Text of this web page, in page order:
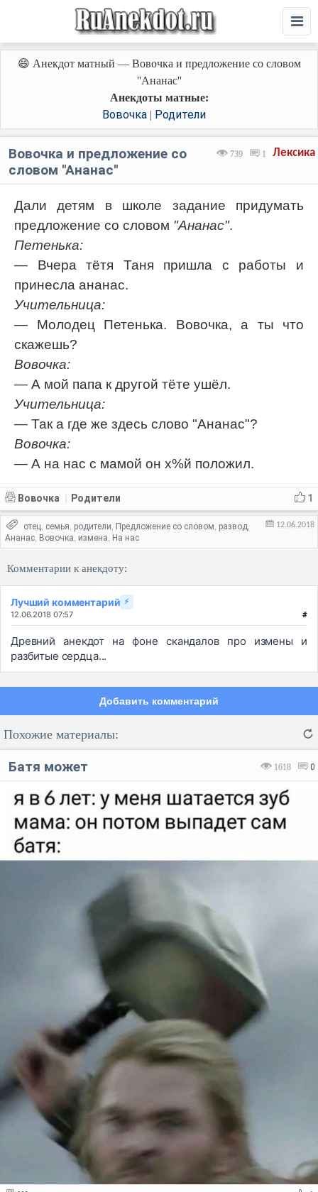
😄 Анекдот матный — Вовочка и предложение со словом
''Ананас''
Анекдоты матные:
Вовочка| Родители
Лексика
739 1
Вовочка и предложение со
словом ''Ананас''
Дали детям в школе задание придумать
предложение со словом "Ананас".
Петенька:
— Вчера тётя Таня пришла с работы и
принесла ананас.
Учительница:
— Молодец Петенька. Вовочка, а ты что
скажешь?
Вовочка:
— А мой папа к другой тёте ушёл.
Учительница:
— Так а где же здесь слово "Ананас"?
Вовочка:
— А на нас с мамой он х%й положил.
1
Вовочка Родители
12.06.2018
отец, семья, родители, Предложение со словом, развод,
Ананас, Вовочка, измена, На нас
Комментарии к анекдоту:
Лучший комментарий ⚡
12.06.2018 07:57 #
Древний анекдот на фоне скандалов про измены и
разбитые сердца...
Добавить комментарий
Код: Отмена Отправить
Похожие материалы:
1618 0
Батя может